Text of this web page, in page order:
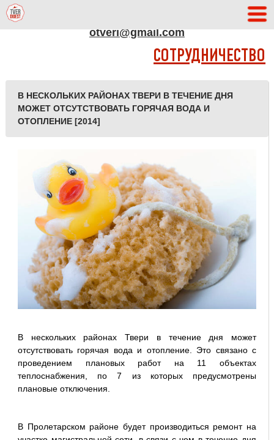
otveri@gmail.com
СОТРУДНИЧЕСТВО
В НЕСКОЛЬКИХ РАЙОНАХ ТВЕРИ В ТЕЧЕНИЕ ДНЯ
МОЖЕТ ОТСУТСТВОВАТЬ ГОРЯЧАЯ ВОДА И
ОТОПЛЕНИЕ [2014]
В нескольких районах Твери в течение дня может
отсутствовать горячая вода и отопление. Это связано с
проведением плановых работ на 11 объектах
теплоснабжения, по 7 из которых предусмотрены
плановые отключения.
В Пролетарском районе будет производиться ремонт на